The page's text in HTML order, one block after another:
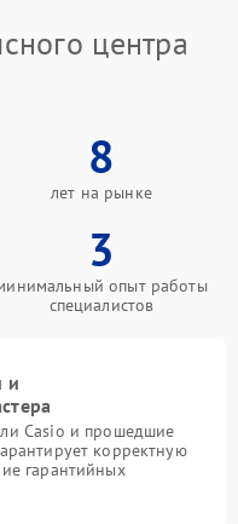
центра
8
лет на рынке
3
опыт работы
специалистов
и
Casio и прошедшие
корректную
гарантийных